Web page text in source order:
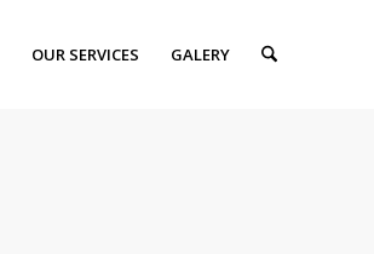
OUR SERVICES GALERY